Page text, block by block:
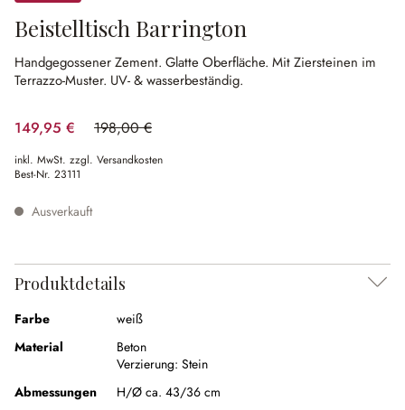
Beistelltisch Barrington
Handgegossener Zement. Glatte Oberfläche. Mit Ziersteinen im
Terrazzo-Muster. UV- & wasserbeständig.
149,95 € 198,00 €
(24.27% gespart)
inkl. MwSt. zzgl. Versandkosten
Best-Nr. 23111
Ausverkauft
Produktdetails
Farbe
weiß
Material
Beton
Verzierung: Stein
Abmessungen
H/Ø ca. 43/36 cm